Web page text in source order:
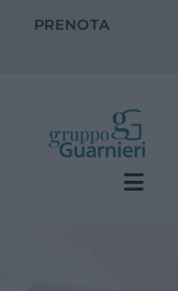
PRENOTA